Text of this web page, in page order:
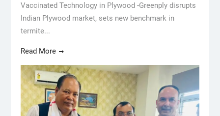
Vaccinated Technology in Plywood -Greenply disrupts
Indian Plywood market, sets new benchmark in
termite...
Read More